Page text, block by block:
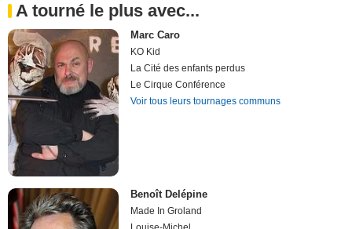
A tourné le plus avec...
Marc Caro
KO Kid
La Cité des enfants perdus
Le Cirque Conférence
Voir tous leurs tournages communs
Benoît Delépine
Made In Groland